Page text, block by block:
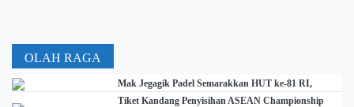
OLAH RAGA
Mak Jegagik Padel Semarakkan HUT ke-81 RI,
Tiket Kandang Penyisihan ASEAN Championship